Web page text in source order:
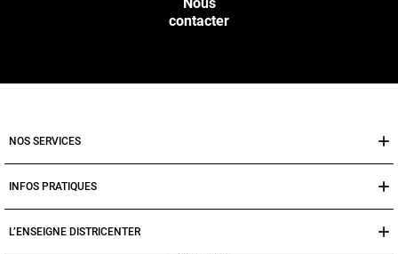
contacter
NOS SERVICES
INFOS PRATIQUES
L’ENSEIGNE DISTRICENTER